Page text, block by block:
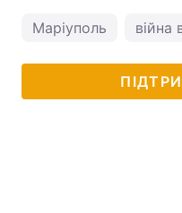
Маріуполь війна